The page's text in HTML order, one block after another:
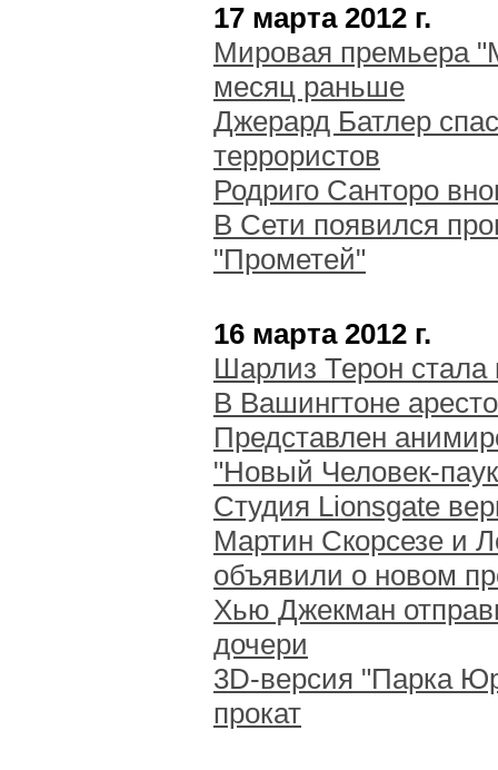
17 марта 2012 г.
Мировая премьера
месяц раньше
Джерард Батлер
террористов
Родриго Санторо
В Сети появился
"Прометей"
16 марта 2012 г.
Шарлиз Терон
В Вашингтоне
Представлен
"Новый Человек-
Студия Lionsgate
Мартин Скорсезе и
объявили о новом
Хью Джекман
дочери
3D-версия "Парка
прокат